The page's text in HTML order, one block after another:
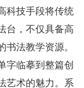
科技手段将传统
台，不仅具备高
法教学资源。
字临摹到整篇创
艺术的魅力。系